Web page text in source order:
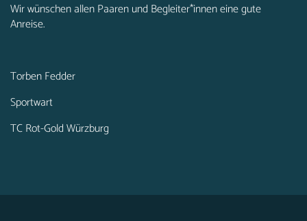
Wir wünschen allen Paaren und Begleiter*innen eine gute
Anreise.
Torben Fedder
Sportwart
TC Rot-Gold Würzburg